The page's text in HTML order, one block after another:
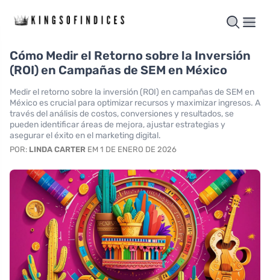
Cómo Medir el Retorno sobre la Inversión
(ROI) en Campañas de SEM en México
Medir el retorno sobre la inversión (ROI) en campañas de SEM en
México es crucial para optimizar recursos y maximizar ingresos. A
través del análisis de costos, conversiones y resultados, se
pueden identificar áreas de mejora, ajustar estrategias y
asegurar el éxito en el marketing digital.
POR: LINDA CARTER EM 1 DE ENERO DE 2026